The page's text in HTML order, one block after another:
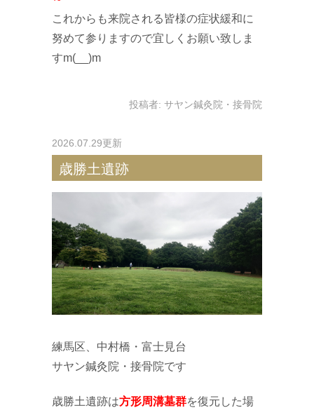
これからも来院される皆様の症状緩和に
努めて参りますので宜しくお願い致しま
すm(__)m
投稿者: サヤン鍼灸院・接骨院
2026.07.29更新
歳勝土遺跡
練馬区、中村橋・富士見台
サヤン鍼灸院・接骨院です
歳勝土遺跡は方形周溝墓群を復元した場